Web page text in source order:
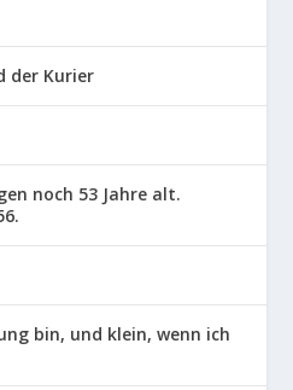
der Kurier
noch 53 Jahre alt.
bin, und klein, wenn ich